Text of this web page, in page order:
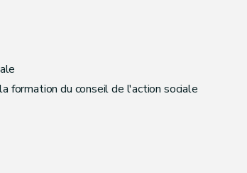
formation du conseil de l'action sociale